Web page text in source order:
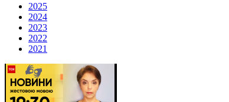
2025
2024
2023
2022
2021